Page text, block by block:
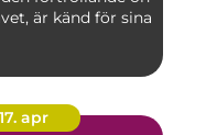
är känd för sina
17. apr